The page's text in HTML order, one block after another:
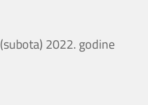
(subota) 2022. godine